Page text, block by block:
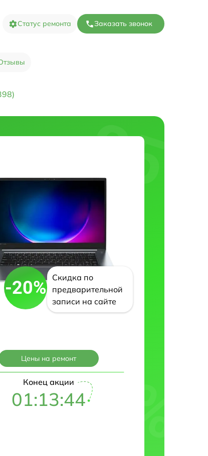
Статус ремонта Заказать звонок
-20%
Скидка по
предварительной
записи на сайте
Цены на ремонт
Конец акции
01:13:43